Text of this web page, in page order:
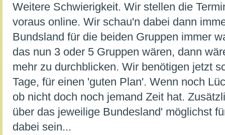
Weitere Schwierigkeit. Wir stellen die
voraus online. Wir schau'n dabei dann
Bundsland für die beiden Gruppen immer
das nun 3 oder 5 Gruppen wären, dann
mehr zu durchblicken. Wir benötigen jetzt
Tage, für einen 'guten Plan'. Wenn noch
ob nicht doch noch jemand Zeit hat.
über das jeweilige Bundesland' möglichst
dabei sein...